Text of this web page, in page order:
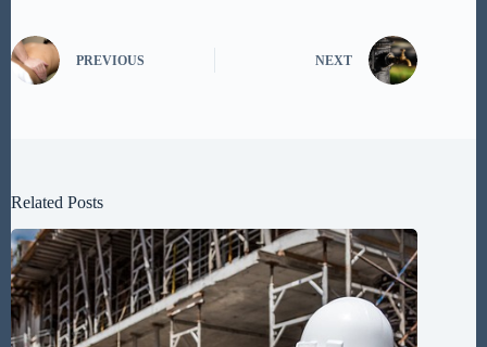
PREVIOUS NEXT
Related Posts